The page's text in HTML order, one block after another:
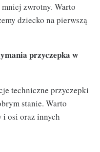
zwrotny. Warto
dziecko na pierwszą
przyczepka w
techniczne przyczepki
stanie. Warto
i osi oraz innych